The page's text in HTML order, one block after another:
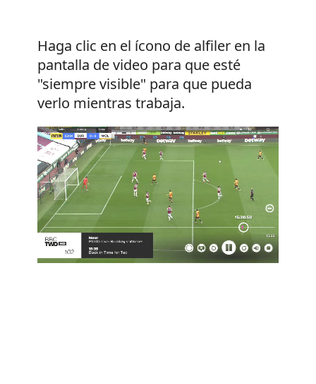
Haga clic en el ícono de alfiler en la
pantalla de video para que esté
"siempre visible" para que pueda
verlo mientras trabaja.